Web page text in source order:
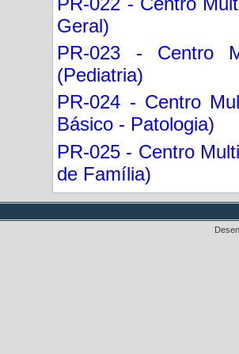
Geral)
PR-023 - Centro
(Pediatria)
PR-024 - Centro
Básico - Patologia)
PR-025 - Centro
de Família)